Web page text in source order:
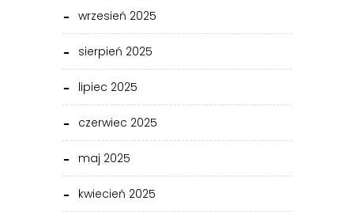
wrzesień 2025
sierpień 2025
lipiec 2025
czerwiec 2025
maj 2025
kwiecień 2025